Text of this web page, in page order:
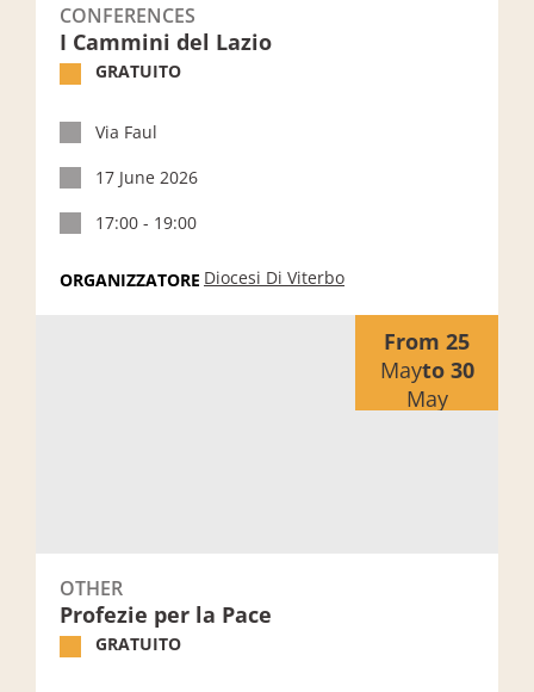
I Cammini del Lazio
CONFERENCES
17 June 2026
17:00 - 19:00
GRATUITO
Via Faul
ORGANIZZATORE Diocesi Di Viterbo
Profezie per la Pace
OTHER
From 25
Mayto 30
May
GRATUITO